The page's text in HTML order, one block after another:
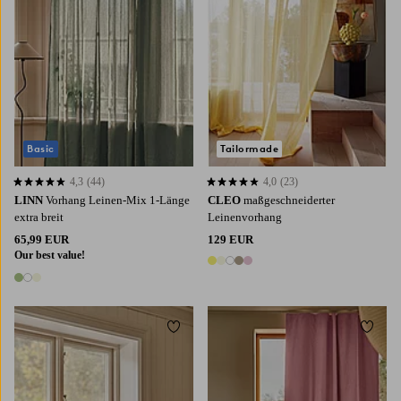
LINN Vorhang Leinen-Mix 1-Länge
extra breit
65,99 EUR
Our best value!
3 Farben
4,3 basierend auf 44 Bewertungen
4,3 (44)
Basic
CLEO maßgeschneiderter
Leinenvorhang
129 EUR
5 Farben
4,0 basierend auf 23 Bewertungen
4,0 (23)
Tailormade
Zu Favoriten hinzufügen Zu